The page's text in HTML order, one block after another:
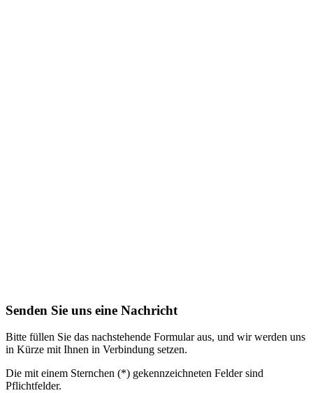
Senden Sie uns eine Nachricht
Bitte füllen Sie das nachstehende Formular aus, und wir werden uns
in Kürze mit Ihnen in Verbindung setzen.
Die mit einem Sternchen (*) gekennzeichneten Felder sind
Pflichtfelder.